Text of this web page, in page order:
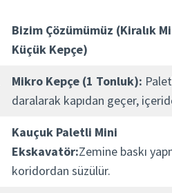
Bizim Çözümümüz (Kiralık
Küçük Kepçe)
Mikro Kepçe (1 Tonluk):
daralarak kapıdan geçer,
Kauçuk Paletli Mini
Ekskavatör:Zemine baskı
koridordan süzülür.